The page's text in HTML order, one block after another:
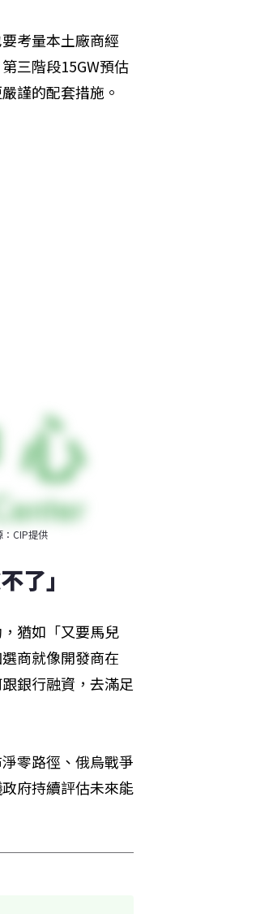
考量本土廠商經
三階段15GW預估
謹的配套措施。
CIP提供
了」
猶如「又要馬兒
商就像開發商在
銀行融資，去滿足
零路徑、俄烏戰爭
府持續評估未來能